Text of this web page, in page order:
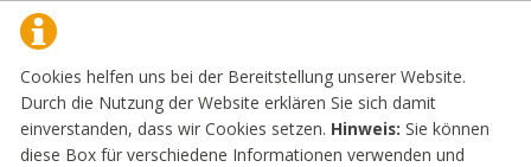
Cookies helfen uns bei der Bereitstellung unserer Website.
Durch die Nutzung der Website erklären Sie sich damit
einverstanden, dass wir Cookies setzen. Hinweis: Sie können
diese Box für verschiedene Informationen verwenden und